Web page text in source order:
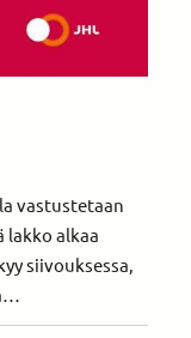
vastustetaan
lakko alkaa
siivouksessa,